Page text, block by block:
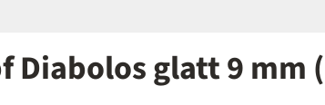
Diabolos glatt 9 mm